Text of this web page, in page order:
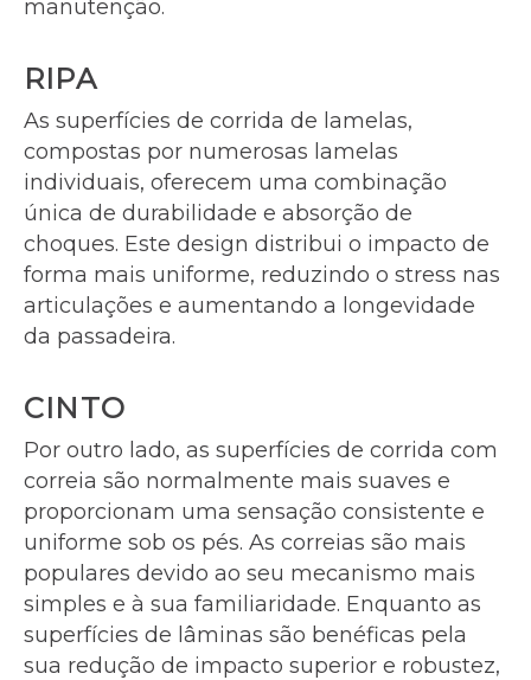
manutenção.
RIPA
As superfícies de corrida de lamelas,
compostas por numerosas lamelas
individuais, oferecem uma combinação
única de durabilidade e absorção de
choques. Este design distribui o impacto de
forma mais uniforme, reduzindo o stress nas
articulações e aumentando a longevidade
da passadeira.
CINTO
Por outro lado, as superfícies de corrida com
correia são normalmente mais suaves e
proporcionam uma sensação consistente e
uniforme sob os pés. As correias são mais
populares devido ao seu mecanismo mais
simples e à sua familiaridade. Enquanto as
superfícies de lâminas são benéficas pela
sua redução de impacto superior e robustez,